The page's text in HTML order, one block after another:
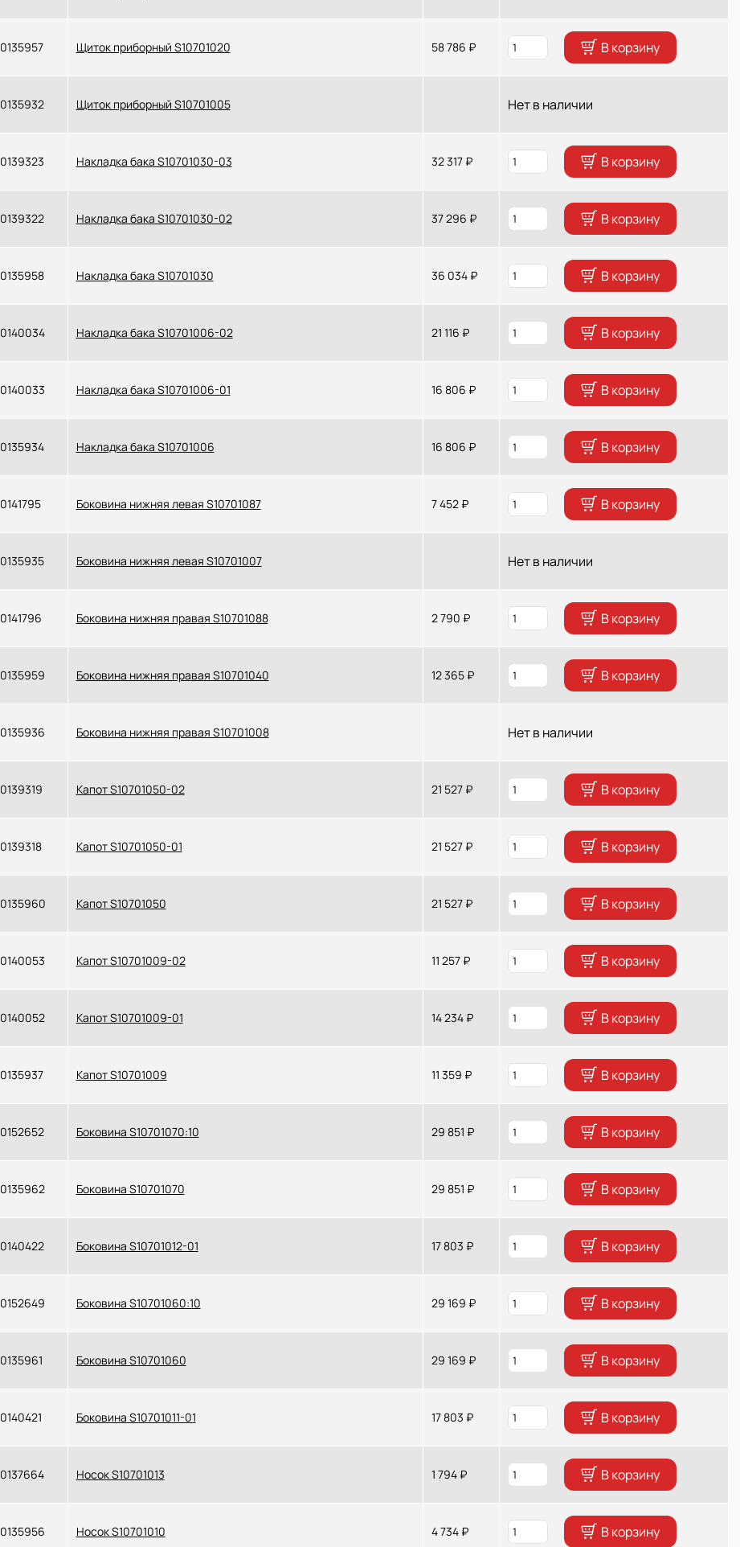
0135957 Щиток приборный S10701020 58 786 ₽ В корзину
0135932 Щиток приборный S10701005 Нет в наличии
0139323 Накладка бака S10701030-03 32 317 ₽ В корзину
0139322 Накладка бака S10701030-02 37 296 ₽ В корзину
0135958 Накладка бака S10701030 36 034 ₽ В корзину
0140034 Накладка бака S10701006-02 21 116 ₽ В корзину
0140033 Накладка бака S10701006-01 16 806 ₽ В корзину
0135934 Накладка бака S10701006 16 806 ₽ В корзину
0141795 Боковина нижняя левая S10701087 7 452 ₽ В корзину
0135935 Боковина нижняя левая S10701007 Нет в наличии
0141796 Боковина нижняя правая S10701088 2 790 ₽ В корзину
0135959 Боковина нижняя правая S10701040 12 365 ₽ В корзину
0135936 Боковина нижняя правая S10701008 Нет в наличии
0139319 Капот S10701050-02 21 527 ₽ В корзину
0139318 Капот S10701050-01 21 527 ₽ В корзину
0135960 Капот S10701050 21 527 ₽ В корзину
0140053 Капот S10701009-02 11 257 ₽ В корзину
0140052 Капот S10701009-01 14 234 ₽ В корзину
0135937 Капот S10701009 11 359 ₽ В корзину
0152652 Боковина S10701070:10 29 851 ₽ В корзину
0135962 Боковина S10701070 29 851 ₽ В корзину
0140422 Боковина S10701012-01 17 803 ₽ В корзину
0152649 Боковина S10701060:10 29 169 ₽ В корзину
0135961 Боковина S10701060 29 169 ₽ В корзину
0140421 Боковина S10701011-01 17 803 ₽ В корзину
0137664 Носок S10701013 1 794 ₽ В корзину
0135956 Носок S10701010 4 734 ₽ В корзину